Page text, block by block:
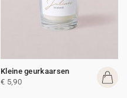
Kleine geurkaarsen
€ 5,90